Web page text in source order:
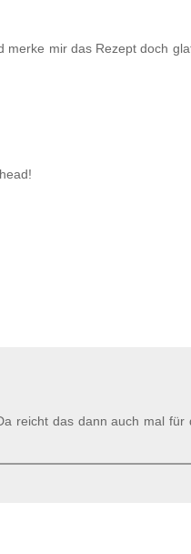
merke mir das Rezept doch
reicht das dann auch mal für